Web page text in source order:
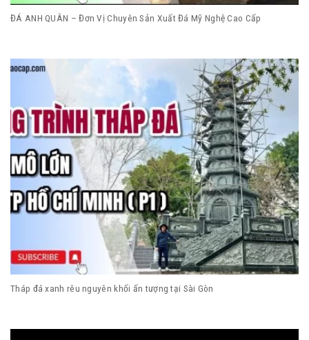
ĐÁ ANH QUÂN – Đơn Vị Chuyên Sản Xuất Đá Mỹ Nghệ Cao Cấp
Tháp đá xanh rêu nguyên khối ấn tượng tại Sài Gòn